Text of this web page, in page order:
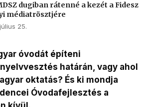
dugiban rátenné a kezét a Fidesz
médiatrösztjére
25.
óvodát építeni
határán, vagy ahol
oktatás? És ki mondja
Óvodafejlesztés a